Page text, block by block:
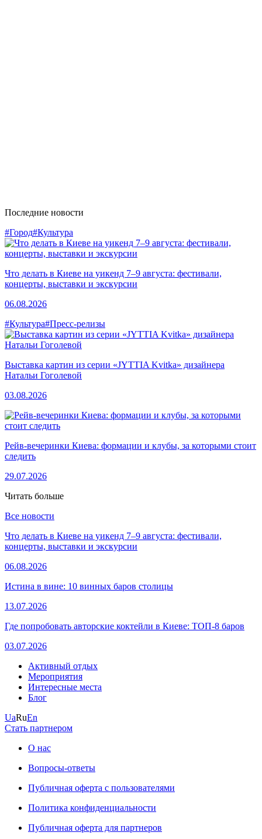
Последние новости
#Город#Культура
Что делать в Киеве на уикенд 7–9 августа: фестивали,
концерты, выставки и экскурсии
06.08.2026
#Культура#Пресс-релизы
Выставка картин из серии «JYTTIA Kvitka» дизайнера
Натальи Гоголевой
03.08.2026
Рейв-вечеринки Киева: формации и клубы, за которыми стоит
следить
29.07.2026
Читать больше
Все новости
Что делать в Киеве на уикенд 7–9 августа: фестивали,
концерты, выставки и экскурсии
06.08.2026
Истина в вине: 10 винных баров столицы
13.07.2026
Где попробовать авторские коктейли в Киеве: ТОП-8 баров
03.07.2026
Активный отдых
Мероприятия
Интересные места
Блог
UaRuEn
Стать партнером
О нас
Вопросы-ответы
Публичная оферта с пользователями
Политика конфиденциальности
Публичная оферта для партнеров